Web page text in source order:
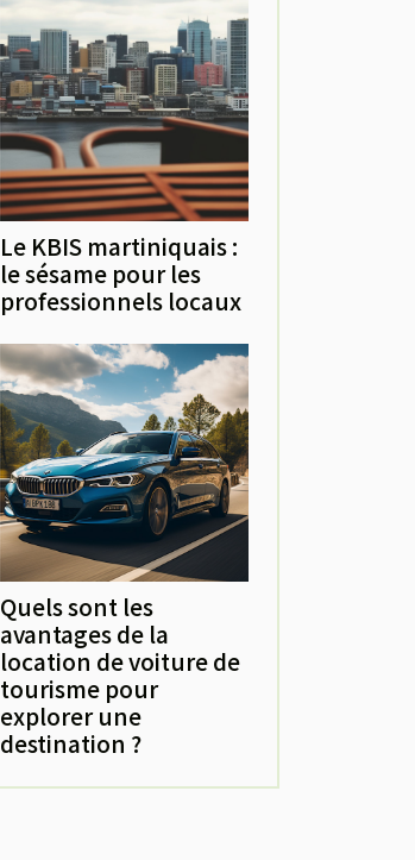
Le KBIS martiniquais :
le sésame pour les
professionnels locaux
Quels sont les
avantages de la
location de voiture de
tourisme pour
explorer une
destination ?